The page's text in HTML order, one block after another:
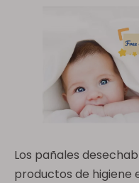
Los pañales
productos de higiene